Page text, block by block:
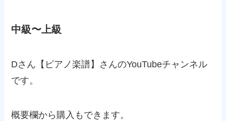
中級〜上級
Dさん【ピアノ楽譜】さんのYouTubeチャンネル
です。
概要欄から購入もできます。